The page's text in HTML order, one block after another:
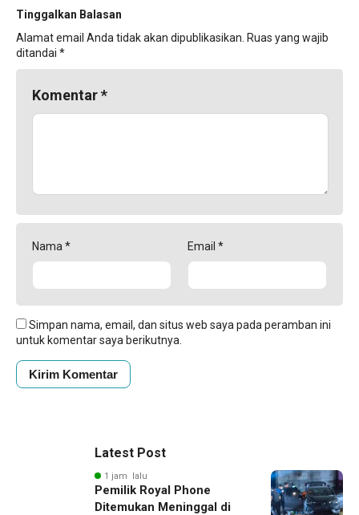
Tinggalkan Balasan
Alamat email Anda tidak akan dipublikasikan. Ruas yang wajib
ditandai *
Komentar*
Nama * Email *
Simpan nama, email, dan situs web saya pada peramban ini
untuk komentar saya berikutnya.
Latest Post
1 jam lalu
Pemilik Royal Phone
Ditemukan Meninggal di